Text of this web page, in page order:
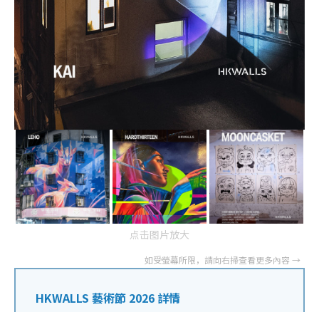
点击图片放大
HKWALLS 藝術節 2026 詳情